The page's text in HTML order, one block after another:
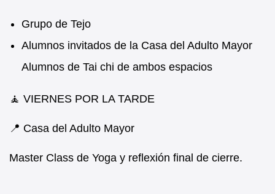
Grupo de Tejo
Alumnos invitados de la Casa del Adulto Mayor
Alumnos de Tai chi de ambos espacios
🧘 VIERNES POR LA TARDE
📍 Casa del Adulto Mayor
Master Class de Yoga y reflexión final de cierre.